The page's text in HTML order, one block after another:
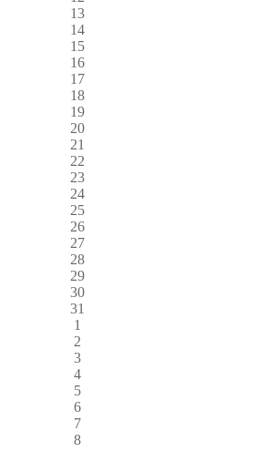
13
14
15
16
17
18
19
20
21
22
23
24
25
26
27
28
29
30
31
1
2
3
4
5
6
7
8